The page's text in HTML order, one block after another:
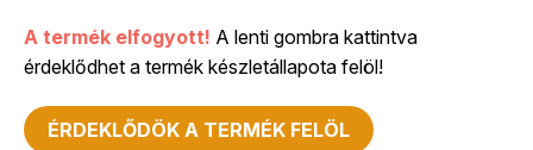
A termék elfogyott! A lenti gombra kattintva
érdeklődhet a termék készletállapota felöl!
ÉRDEKLŐDÖK A TERMÉK FELÖL